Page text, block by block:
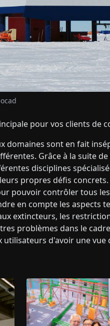
pour vos clients de
domaines sont en fait
Grâce à la suite
disciplines
propres défis
pouvoir contrôler tous
en compte les aspects
extincteurs, les
problèmes dans le
d'avoir une vue